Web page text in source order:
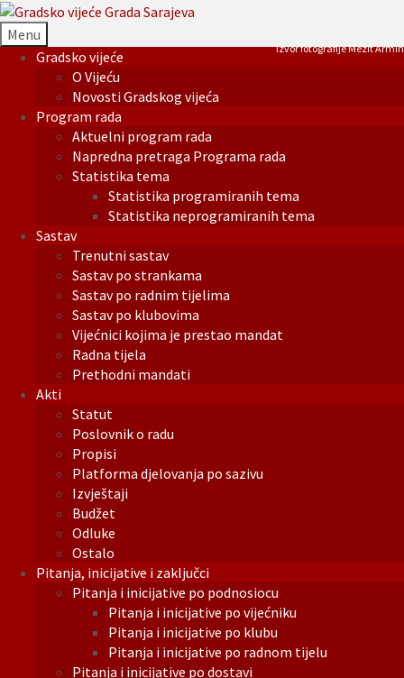
Menu
Gradsko vijeće
O Vijeću
Novosti Gradskog vijeća
Program rada
Aktuelni program rada
Napredna pretraga Programa rada
Statistika tema
Statistika programiranih tema
Statistika neprogramiranih tema
Sastav
Trenutni sastav
Sastav po strankama
Sastav po radnim tijelima
Sastav po klubovima
Vijećnici kojima je prestao mandat
Radna tijela
Prethodni mandati
Akti
Statut
Poslovnik o radu
Propisi
Platforma djelovanja po sazivu
Izvještaji
Budžet
Odluke
Ostalo
Pitanja, inicijative i zaključci
Pitanja i inicijative po podnosiocu
Pitanja i inicijative po vijećniku
Pitanja i inicijative po klubu
Pitanja i inicijative po radnom tijelu
Pitanja i inicijative po dostavi
Izvor fotografije Mezit Armin